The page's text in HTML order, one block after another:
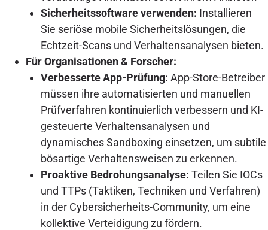
Sicherheitssoftware verwenden: Installieren
Sie seriöse mobile Sicherheitslösungen, die
Echtzeit-Scans und Verhaltensanalysen bieten.
Für Organisationen & Forscher:
Verbesserte App-Prüfung: App-Store-Betreiber
müssen ihre automatisierten und manuellen
Prüfverfahren kontinuierlich verbessern und KI-
gesteuerte Verhaltensanalysen und
dynamisches Sandboxing einsetzen, um subtile
bösartige Verhaltensweisen zu erkennen.
Proaktive Bedrohungsanalyse: Teilen Sie IOCs
und TTPs (Taktiken, Techniken und Verfahren)
in der Cybersicherheits-Community, um eine
kollektive Verteidigung zu fördern.